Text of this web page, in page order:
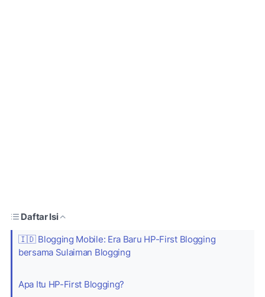
Daftar Isi
🇮🇩 Blogging Mobile: Era Baru HP-First Blogging
bersama Sulaiman Blogging
Apa Itu HP-First Blogging?